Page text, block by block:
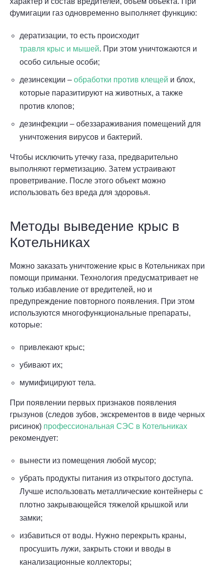
фумигации газ одновременно выполняет функцию:
дератизации, то есть происходит
травля крыс и мышей. При этом уничтожаются и
особо сильные особи;
дезинсекции – обработки против клещей и блох,
которые паразитируют на животных, а также
против клопов;
дезинфекции – обеззараживания помещений для
уничтожения вирусов и бактерий.
Чтобы исключить утечку газа, предварительно
выполняют герметизацию. Затем устраивают
проветривание. После этого объект можно
использовать без вреда для здоровья.
Методы выведение крыс в
Котельниках
Можно заказать уничтожение крыс в Котельниках при
помощи приманки. Технология предусматривает не
только избавление от вредителей, но и
предупреждение повторного появления. При этом
используются многофункциональные препараты,
которые:
привлекают крыс;
убивают их;
мумифицируют тела.
При появлении первых признаков появления
грызунов (следов зубов, экскрементов в виде черных
рисинок) профессиональная СЭС в Котельниках
рекомендует:
вынести из помещения любой мусор;
убрать продукты питания из открытого доступа.
Лучше использовать металлические контейнеры с
плотно закрывающейся тяжелой крышкой или
замки;
избавиться от воды. Нужно перекрыть краны,
просушить лужи, закрыть стоки и вводы в
канализационные коллекторы;